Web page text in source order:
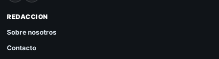
REDACCION
Sobre nosotros
Contacto